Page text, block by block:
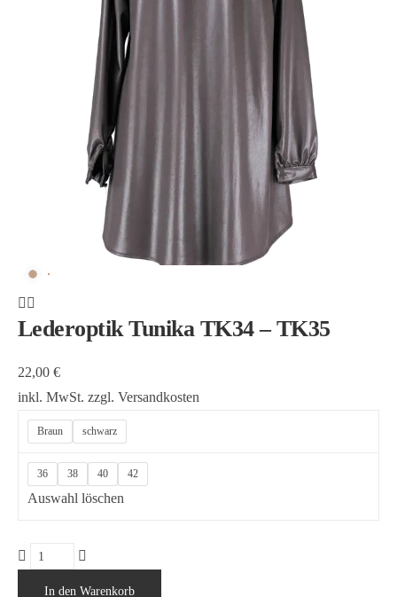
Lederoptik Tunika TK34 – TK35
22,00 €
inkl. MwSt. zzgl. Versandkosten
Braun schwarz
36 38 40 42
Auswahl löschen
Lederoptik
In den Warenkorb